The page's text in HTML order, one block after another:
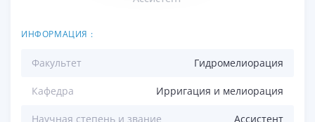
ИНФОРМАЦИЯ :
Факультет Гидромелиорация
Кафедра Ирригация и мелиорация
Научная степень и звание Ассистент